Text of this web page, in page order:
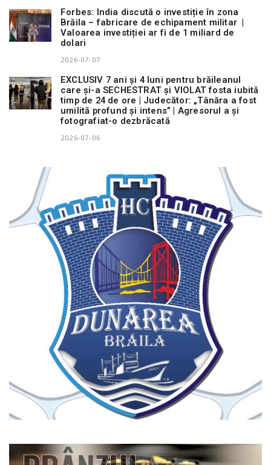
Forbes: India discută o investiție în zona
Brăila – fabricare de echipament militar |
Valoarea investiției ar fi de 1 miliard de
dolari
2026-07-07
EXCLUSIV 7 ani și 4 luni pentru brăileanul
care și-a SECHESTRAT și VIOLAT fosta iubită
timp de 24 de ore | Judecător: „Tânăra a fost
umilită profund și intens” | Agresorul a și
fotografiat-o dezbrăcată
2026-07-06